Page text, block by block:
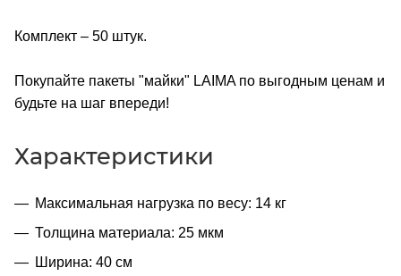
Комплект – 50 штук.
Покупайте пакеты "майки" LAIMA по выгодным ценам и
будьте на шаг впереди!
Характеристики
Максимальная нагрузка по весу: 14 кг
Толщина материала: 25 мкм
Ширина: 40 см